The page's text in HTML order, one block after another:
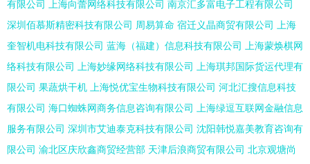
有限公司
上海向蕾网络科技有限公司 南京汇多富电子工程有限公司
深圳佰慕斯精密科技有限公司 周易算命 宿迁义晶商贸有限公司
上海
奎智机电科技有限公司 蓝海（福建）信息科技有限公司
上海蒙焕棋网
络科技有限公司
上海妙缘网络科技有限公司
上海琪邦国际货运代理有
限公司 果蔬烘干机 上海悦优宝生物科技有限公司 河北汇搜信息科技
有限公司 海口蜘蛛网商务信息咨询有限公司
上海绿逗互联网金融信息
服务有限公司 深圳市艾迪泰克科技有限公司 沈阳韩悦嘉美教育咨询有
限公司 渝北区庆欣鑫商贸经营部 天津后浪商贸有限公司 北京观塘尚